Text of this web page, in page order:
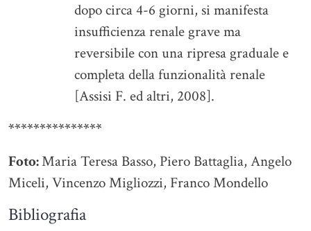
dopo circa 4-6 giorni, si manifesta
insufficienza renale grave ma
reversibile con una ripresa graduale e
completa della funzionalità renale
[Assisi F. ed altri, 2008].
***************
Foto:Maria Teresa Basso, Piero Battaglia, Angelo
Miceli, Vincenzo Migliozzi, Franco Mondello
Bibliografia